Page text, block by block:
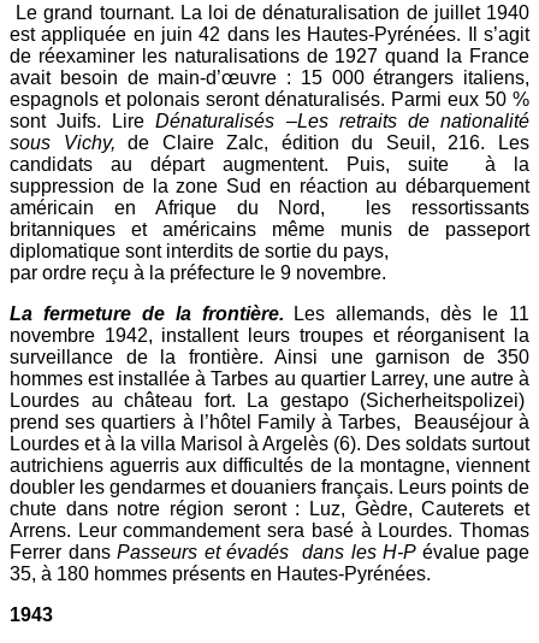
Le grand tournant. La loi de dénaturalisation de juillet 1940
est appliquée en juin 42 dans les Hautes-Pyrénées. Il s’agit
de réexaminer les naturalisations de 1927 quand la France
avait besoin de main-d’œuvre : 15 000 étrangers italiens,
espagnols et polonais seront dénaturalisés. Parmi eux 50 %
sont Juifs. LireDénaturalisés –Les retraits de nationalité
sous Vichy, de Claire Zalc, édition du Seuil, 216. Les
candidats au départ augmentent. Puis, suite à la
suppression de la zone Sud en réaction au débarquement
américain en Afrique du Nord, les ressortissants
britanniques et américains même munis de passeport
diplomatique sont interdits de sortie du pays,
par ordre reçu à la préfecture le 9 novembre.
La fermeture de la frontière.
Les allemands, dès le 11
novembre 1942, installent leurs troupes et réorganisent la
surveillance de la frontière. Ainsi une garnison de 350
hommes est installée à Tarbes au quartier Larrey, une autre à
Lourdes au château fort. La gestapo (Sicherheitspolizei)
prend ses quartiers à l’hôtel Family à Tarbes, Beauséjour à
Lourdes et à la villa Marisol à Argelès (6). Des soldats surtout
autrichiens aguerris aux difficultés de la montagne, viennent
doubler les gendarmes et douaniers français. Leurs points de
chute dans notre région seront : Luz, Gèdre, Cauterets et
Arrens. Leur commandement sera basé à Lourdes. Thomas
Ferrer dans Passeurs et évadés dans les H-P évalue page
35, à 180 hommes présents en Hautes-Pyrénées.
1943